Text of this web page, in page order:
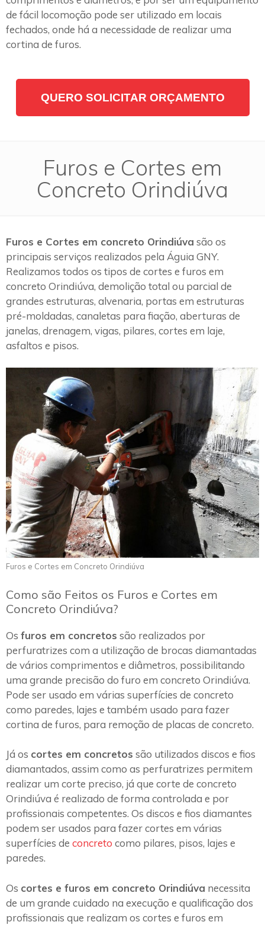
de fácil locomoção pode ser utilizado em locais
fechados, onde há a necessidade de realizar uma
cortina de furos.
QUERO SOLICITAR ORÇAMENTO
Furos e Cortes em
Concreto Orindiúva
Furos e Cortes em concreto Orindiúva são os
principais serviços realizados pela Águia GNY.
Realizamos todos os tipos de cortes e furos em
concreto Orindiúva, demolição total ou parcial de
grandes estruturas, alvenaria, portas em estruturas
pré-moldadas, canaletas para fiação, aberturas de
janelas, drenagem, vigas, pilares, cortes em laje,
asfaltos e pisos.
Furos e Cortes em Concreto Orindiúva
Como são Feitos os Furos e Cortes em
Concreto Orindiúva?
Os furos em concretos são realizados por
perfuratrizes com a utilização de brocas diamantadas
de vários comprimentos e diâmetros, possibilitando
uma grande precisão do furo em concreto Orindiúva.
Pode ser usado em várias superfícies de concreto
como paredes, lajes e também usado para fazer
cortina de furos, para remoção de placas de concreto.
Já os cortes em concretos são utilizados discos e fios
diamantados, assim como as perfuratrizes permitem
realizar um corte preciso, já que corte de concreto
Orindiúva é realizado de forma controlada e por
profissionais competentes. Os discos e fios diamantes
podem ser usados para fazer cortes em várias
superfícies de concreto como pilares, pisos, lajes e
paredes.
Os cortes e furos em concreto Orindiúva necessita
de um grande cuidado na execução e qualificação dos
profissionais que realizam os cortes e furos em